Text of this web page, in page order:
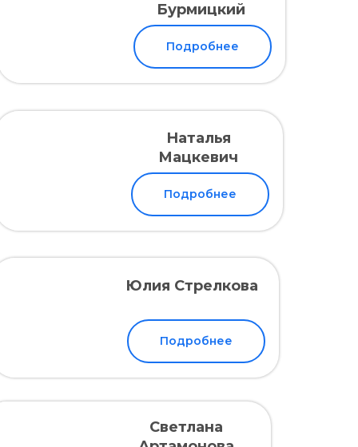
Подробнее
Подробнее
Наталья
Мацкевич
Бурмицкий
Светлана
Подробнее
Юлия Стрелкова